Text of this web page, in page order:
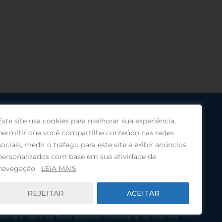
site usa cookies para melhorar sua experiência,
que você compartilhe conteúdo nas redes
medir o tráfego para este site e exibir anúncios
com base em sua atividade de
LEIA MAIS
REJEITAR ACEITAR
de Missão entre Povos Indígenas · Desenvolvido porZwei Arts.